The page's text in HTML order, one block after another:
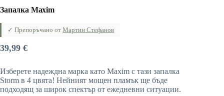
Запалка Maxim
✓ Препоръчано от Мартин Стефанов
39,99 €
Изберете надеждна марка като Maxim с тази запалка
Storm в 4 цвята! Нейният мощен пламък ще бъде
подходящ за широк спектър от ежедневни ситуации.